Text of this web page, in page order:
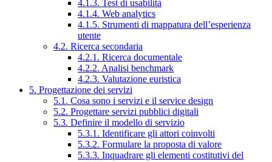
4.1.3. Test di usabilità
4.1.4. Web analytics
4.1.5. Strumenti di mappatura dell’esperienza
utente
4.2. Ricerca secondaria
4.2.1. Ricerca documentale
4.2.2. Analisi benchmark
4.2.3. Valutazione euristica
5. Progettazione dei servizi
5.1. Cosa sono i servizi e il service design
5.2. Progettare servizi pubblici digitali
5.3. Definire il modello di servizio
5.3.1. Identificare gli attori coinvolti
5.3.2. Formulare la proposta di valore
5.3.3. Inquadrare gli elementi costitutivi del